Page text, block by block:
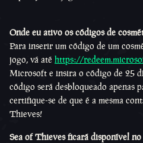
Onde eu ativo os códigos de
Para inserir um código de um
jogo, vá até https://
Microsoft e insira o código de 25
código será desbloqueado apenas
certifique-se de que é a mesma
Thieves!
Sea of Thieves ficará disponível